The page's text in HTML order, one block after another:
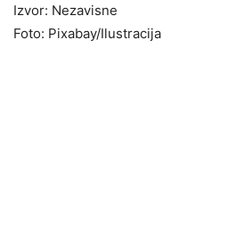
Izvor: Nezavisne
Foto: Pixabay/Ilustracija